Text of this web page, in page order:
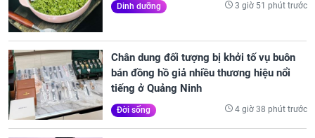
Dinh dưỡng 3 giờ 51 phút trước
Chân dung đối tượng bị khởi tố vụ buôn
bán đồng hồ giả nhiều thương hiệu nổi
tiếng ở Quảng Ninh
Đời sống 4 giờ 38 phút trước